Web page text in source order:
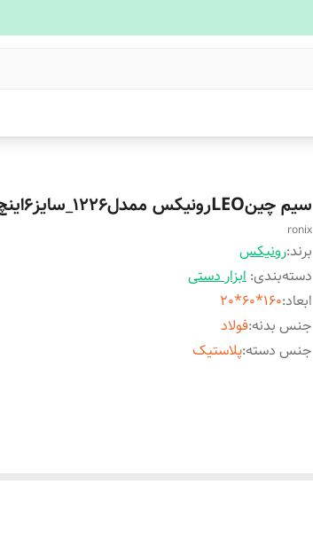
سیم چینLEOرونیکس ممدل1226_سایز6اینچ
ronix
برند:رونیکس
دسته‌بندی: ابزار دستی
ابعاد:
160*60*20
جنس بدنه:فولاد
جنس دسته:پلاستیک